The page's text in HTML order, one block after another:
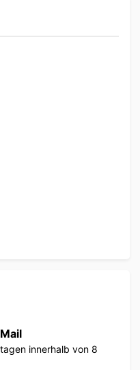
innerhalb von 8